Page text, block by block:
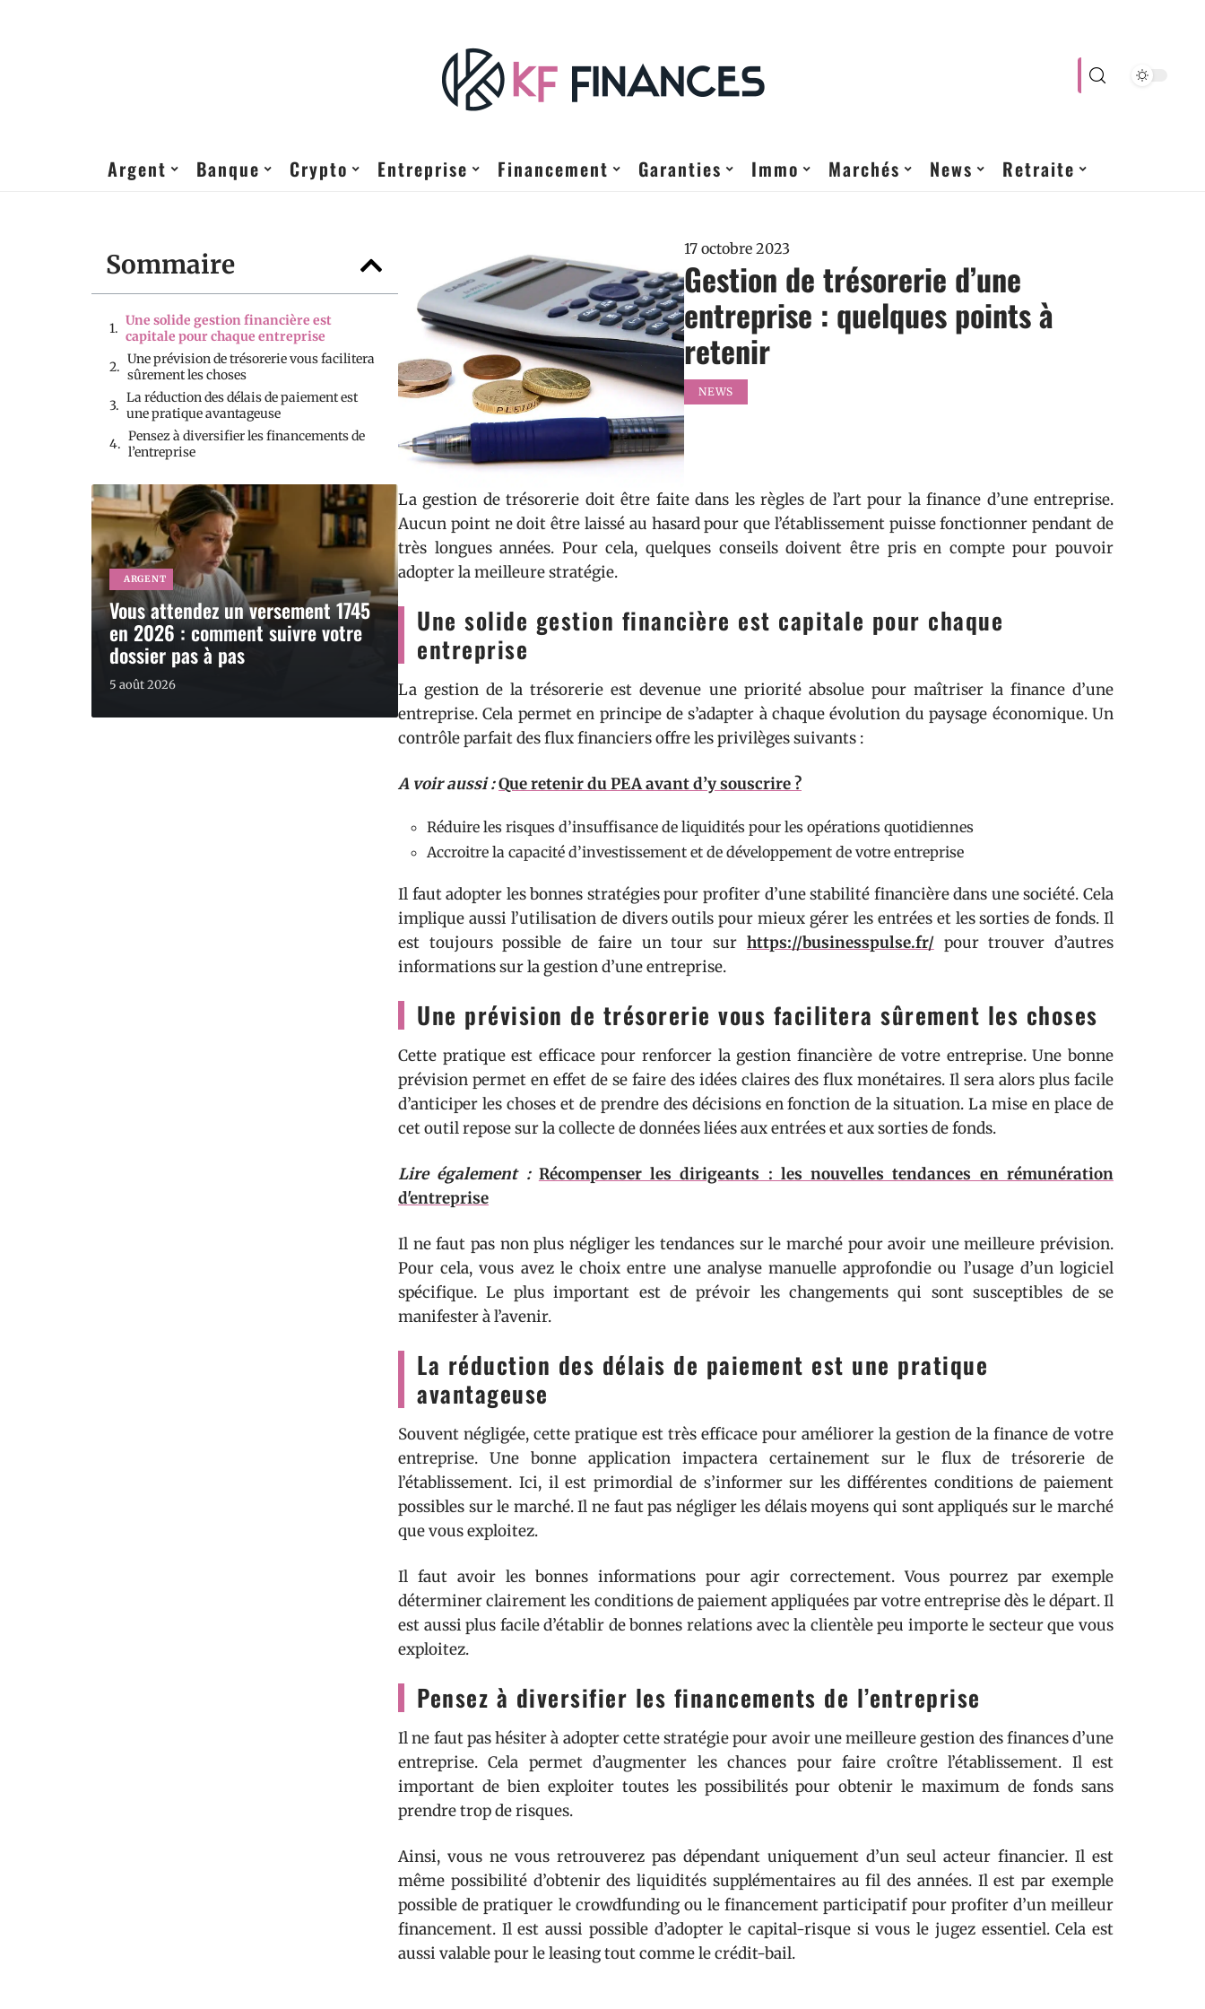
Argent Banque Crypto Entreprise Financement Garanties Immo Marchés News Retraite
Sommaire
Une solide gestion financière est
capitale pour chaque entreprise
Une prévision de trésorerie vous facilitera
sûrement les choses
La réduction des délais de paiement est
une pratique avantageuse
Pensez à diversifier les financements de
l’entreprise
ARGENT
Vous attendez un versement 1745
en 2026 : comment suivre votre
dossier pas à pas
5 août 2026
17 octobre 2023
Gestion de trésorerie d’une
entreprise : quelques points à
retenir
NEWS
La gestion de trésorerie doit être faite dans les règles de l’art pour la finance d’une entreprise.
Aucun point ne doit être laissé au hasard pour que l’établissement puisse fonctionner pendant de
très longues années. Pour cela, quelques conseils doivent être pris en compte pour pouvoir
adopter la meilleure stratégie.
Une solide gestion financière est capitale pour chaque
entreprise
La gestion de la trésorerie est devenue une priorité absolue pour maîtriser la finance d’une
entreprise. Cela permet en principe de s’adapter à chaque évolution du paysage économique. Un
contrôle parfait des flux financiers offre les privilèges suivants :
A voir aussi :Que retenir du PEA avant d’y souscrire ?
Réduire les risques d’insuffisance de liquidités pour les opérations quotidiennes
Accroitre la capacité d’investissement et de développement de votre entreprise
Il faut adopter les bonnes stratégies pour profiter d’une stabilité financière dans une société. Cela
implique aussi l’utilisation de divers outils pour mieux gérer les entrées et les sorties de fonds. Il
est toujours possible de faire un tour sur https://businesspulse.fr/pour trouver d’autres
informations sur la gestion d’une entreprise.
Une prévision de trésorerie vous facilitera sûrement les choses
Cette pratique est efficace pour renforcer la gestion financière de votre entreprise. Une bonne
prévision permet en effet de se faire des idées claires des flux monétaires. Il sera alors plus facile
d’anticiper les choses et de prendre des décisions en fonction de la situation. La mise en place de
cet outil repose sur la collecte de données liées aux entrées et aux sorties de fonds.
Lire également : Récompenser les dirigeants : les nouvelles tendances en rémunération
d'entreprise
Il ne faut pas non plus négliger les tendances sur le marché pour avoir une meilleure prévision.
Pour cela, vous avez le choix entre une analyse manuelle approfondie ou l’usage d’un logiciel
spécifique. Le plus important est de prévoir les changements qui sont susceptibles de se
manifester à l’avenir.
La réduction des délais de paiement est une pratique
avantageuse
Souvent négligée, cette pratique est très efficace pour améliorer la gestion de la finance de votre
entreprise. Une bonne application impactera certainement sur le flux de trésorerie de
l’établissement. Ici, il est primordial de s’informer sur les différentes conditions de paiement
possibles sur le marché. Il ne faut pas négliger les délais moyens qui sont appliqués sur le marché
que vous exploitez.
Il faut avoir les bonnes informations pour agir correctement. Vous pourrez par exemple
déterminer clairement les conditions de paiement appliquées par votre entreprise dès le départ. Il
est aussi plus facile d’établir de bonnes relations avec la clientèle peu importe le secteur que vous
exploitez.
Pensez à diversifier les financements de l’entreprise
Il ne faut pas hésiter à adopter cette stratégie pour avoir une meilleure gestion des finances d’une
entreprise. Cela permet d’augmenter les chances pour faire croître l’établissement. Il est
important de bien exploiter toutes les possibilités pour obtenir le maximum de fonds sans
prendre trop de risques.
Ainsi, vous ne vous retrouverez pas dépendant uniquement d’un seul acteur financier. Il est
même possibilité d’obtenir des liquidités supplémentaires au fil des années. Il est par exemple
possible de pratiquer le crowdfunding ou le financement participatif pour profiter d’un meilleur
financement. Il est aussi possible d’adopter le capital-risque si vous le jugez essentiel. Cela est
aussi valable pour le leasing tout comme le crédit-bail.